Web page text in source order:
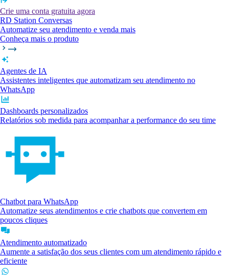
Crie uma conta gratuita agora
RD Station Conversas
Automatize seu atendimento e venda mais
Conheça mais o produto
Agentes de IA
Assistentes inteligentes que automatizam seu atendimento no
WhatsApp
Dashboards personalizados
Relatórios sob medida para acompanhar a performance do seu time
Chatbot para WhatsApp
Automatize seus atendimentos e crie chatbots que convertem em
poucos cliques
Atendimento automatizado
Aumente a satisfação dos seus clientes com um atendimento rápido e
eficiente